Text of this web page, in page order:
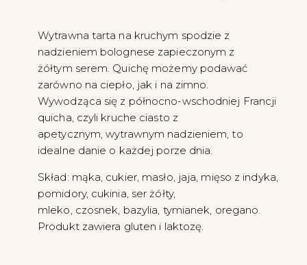
Wytrawna tarta na kruchym spodzie z
nadzieniem bolognese zapieczonym z
żółtym serem. Quichę możemy podawać
zarówno na ciepło, jak i na zimno.
Wywodząca się z północno-wschodniej Francji
quicha, czyli kruche ciasto z
apetycznym, wytrawnym nadzieniem, to
idealne danie o każdej porze dnia.
Skład: mąka, cukier, masło, jaja, mięso z indyka,
pomidory, cukinia, ser żółty,
mleko, czosnek, bazylia, tymianek, oregano.
Produkt zawiera gluten i laktozę.